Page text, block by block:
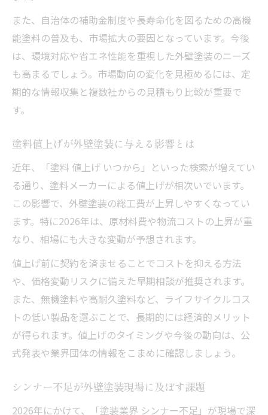
また、自治体の補助金制度や長寿命化を図るための高機
能塗料の普及も、市場拡大の要因となっています。今後
は、環境対応や省エネ性能を重視した外壁塗装のニーズ
も高まるでしょう。市場動向の変化を見極めるには、定
期的な情報収集と複数社からの見積もり比較が重要で
す。
塗料値上げが外壁塗装に与える影響とは
近年、「塗料 値上げ いつから」といった検索が増えてい
る通り、塗料メーカーによる値上げが相次いでいます。
この影響で、外壁塗装の総工費が上昇しやすくなってい
ます。特に2026年は、原材料費や物流コストの上昇が重
なり、相場にも大きな変動が予想されます。
値上げ前に契約を済ませることでコストを抑える方法
や、価格変動リスクに備えた早期相談が推奨されます。
また、無機塗料や高耐久塗料など、ライフサイクルコス
トの低い製品を選ぶことで、長期的には経済的メリット
が得られます。値上げのタイミングや今後の動向は、公
式発表や業界団体の情報をこまめに確認しましょう。
シンナー不足が外壁塗装現場に及ぼす課題
2026年にかけて、「塗装業界 シンナー不足」が現場で深